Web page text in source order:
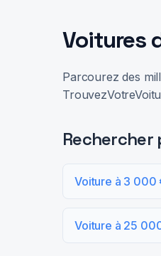
Voitures
Parcourez des
Voiture à 3 000
Voiture à 25